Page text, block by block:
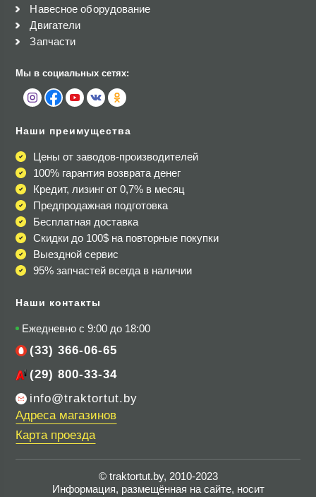
Навесное оборудование
Двигатели
Запчасти
Мы в социальных сетях:
Наши преимущества
Цены от заводов-производителей
100% гарантия возврата денег
Кредит, лизинг от 0,7% в месяц
Предпродажная подготовка
Бесплатная доставка
Скидки до 100$ на повторные покупки
Выездной сервис
95% запчастей всегда в наличии
Наши контакты
Ежедневно с 9:00 до 18:00
(33) 366-06-65
(29) 800-33-34
info@traktortut.by
Адреса магазинов
Карта проезда
© traktortut.by, 2010-2023
Информация, размещённая на сайте, носит